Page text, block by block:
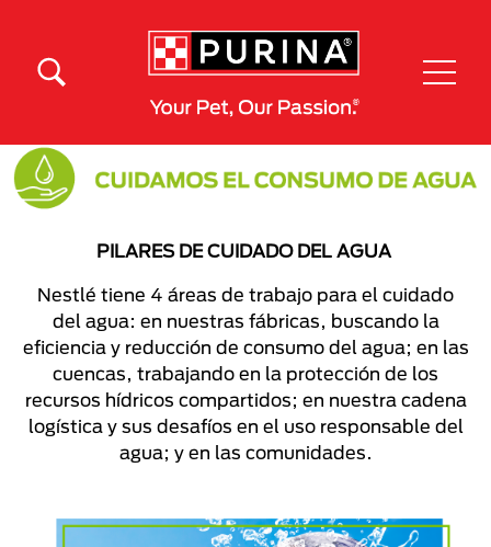
PILARES DE CUIDADO DEL AGUA
Nestlé tiene 4 áreas de trabajo para el cuidado
del agua: en nuestras fábricas, buscando la
eficiencia y reducción de consumo del agua; en las
cuencas, trabajando en la protección de los
recursos hídricos compartidos; en nuestra cadena
logística y sus desafíos en el uso responsable del
agua; y en las comunidades.